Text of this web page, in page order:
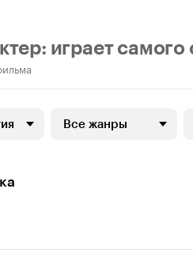
играет самого
Все жанры